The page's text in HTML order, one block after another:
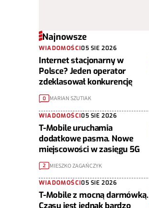
Najnowsze
WIADOMOŚCI05 SIE 2026
Internet stacjonarny w
Polsce? Jeden operator
zdeklasował konkurencję
0 MARIAN SZUTIAK
WIADOMOŚCI05 SIE 2026
T-Mobile uruchamia
dodatkowe pasma. Nowe
miejscowości w zasięgu 5G
2 MIESZKO ZAGAŃCZYK
WIADOMOŚCI05 SIE 2026
T-Mobile z mocną darmówką.